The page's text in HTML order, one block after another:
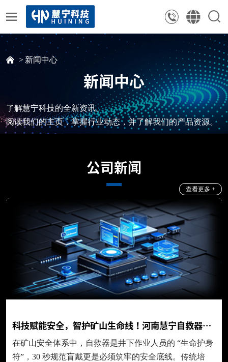
新闻中心
新闻中心
了解慧宁科技的全新资讯。
阅读我们的主页，掌握行业动态，并了解我们的产品资源。
公司新闻
查看更多 +
科技赋能安全，智护矿山生命线！河南慧宁自救器智能考培...
在矿山安全体系中，自救器是井下作业人员的 “生命护身
符”，30 秒规范盲戴更是必须筑牢的安全底线。传统培